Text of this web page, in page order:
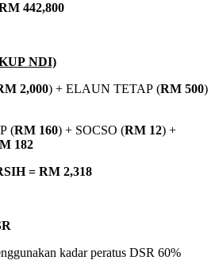
442,800
NDI)
2,000) + ELAUN TETAP (RM 500)
(RM 160) + SOCSO (RM 12) +
182
= RM 2,318
kadar peratus DSR 60%